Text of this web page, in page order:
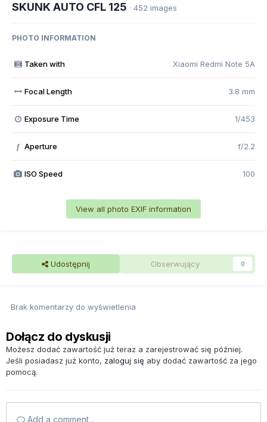
SKUNK AUTO CFL 125 · 452 images
PHOTO INFORMATION
Taken with Xiaomi Redmi Note 5A
Focal Length 3.8 mm
Exposure Time 1/453
f Aperture f/2.2
ISO Speed 100
View all photo EXIF information
Udostępnij Obserwujący 0
Brak komentarzy do wyświetlenia
Dołącz do dyskusji
Możesz dodać zawartość już teraz a zarejestrować się później.
Jeśli posiadasz już konto, zaloguj się aby dodać zawartość za jego
pomocą.
Add a comment...